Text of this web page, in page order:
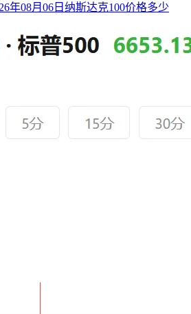
年08月06日纳斯达克100价格多少